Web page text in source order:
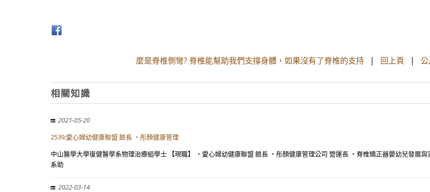
麼是脊椎側彎? 脊椎能幫助我們支撐身體，如果沒有了脊椎的支持 | 回上頁 |
相關知識
2021-05-20
2539;愛心婦幼健康聯盟 館長 ・彤顏健康管理
中山醫學大學復健醫學系物理治療組學士 【現職】 ・愛心婦幼健康聯盟 館長 ・彤顏健康管理公司 營運長 ・脊椎矯正器嬰幼兒發展
系助
2022-03-14